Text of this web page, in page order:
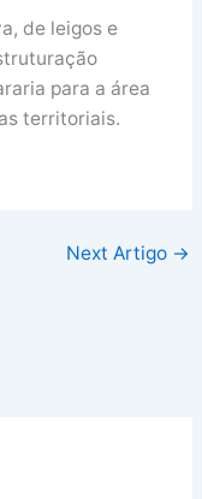
de leigos e
para a área
territoriais.
Next Artigo →